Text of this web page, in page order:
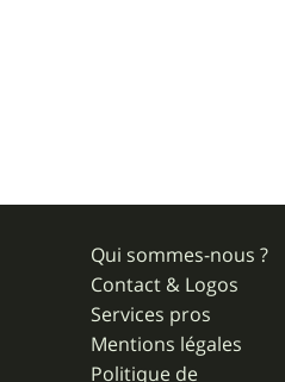
Qui sommes-nous ?
Contact & Logos
Services pros
Mentions légales
Politique de